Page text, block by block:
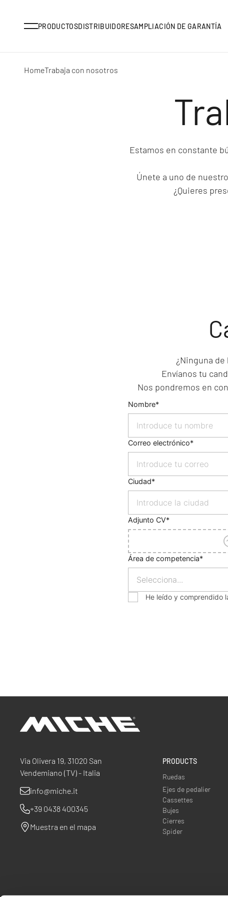
MenuPRODUCTOSDISTRIBUIDORESAMPLIACIÓN DE GARANTÍA
HomeTrabaja con nosotros
Estamos en constante
Únete a uno de
¿Quieres
¿Ninguna
Envíanos tu
Nos pondremos en
Nombre
Correo electrónico
Ciudad
Adjunto CV
Área de competencia
He leído y comprendido
Via Olivera 19, 31020 San
Vendemiano (TV) - Italia
info@miche.it
+39 0438 400345
Muestra en el mapa
PRODUCTS
Ruedas
Ejes de pedalier
Cassettes
Bujes
Cierres
Spider